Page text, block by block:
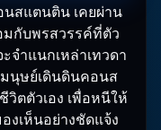
สแตนติน เคยผ่าน
กับพรสวรรค์ที่ตัว
จำแนกเหล่าเทวดา
นุษย์เดินดินคอนส
ตตัวเอง เพื่อหนีให้
เห็นอย่างชัดแจ้ง